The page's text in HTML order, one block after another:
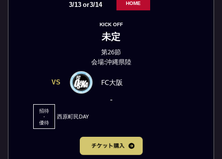
3/13 or3/14 HOME
KICK OFF
未定
第26節
会場:沖縄県陸
VS FC大阪
-
招待
・
優待
西原町民DAY